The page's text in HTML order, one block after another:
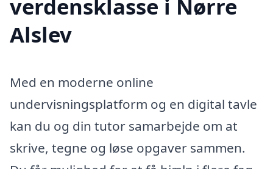
verdensklasse i Nørre
Alslev
Med en moderne online
undervisningsplatform og en digital tavle
kan du og din tutor samarbejde om at
skrive, tegne og løse opgaver sammen.